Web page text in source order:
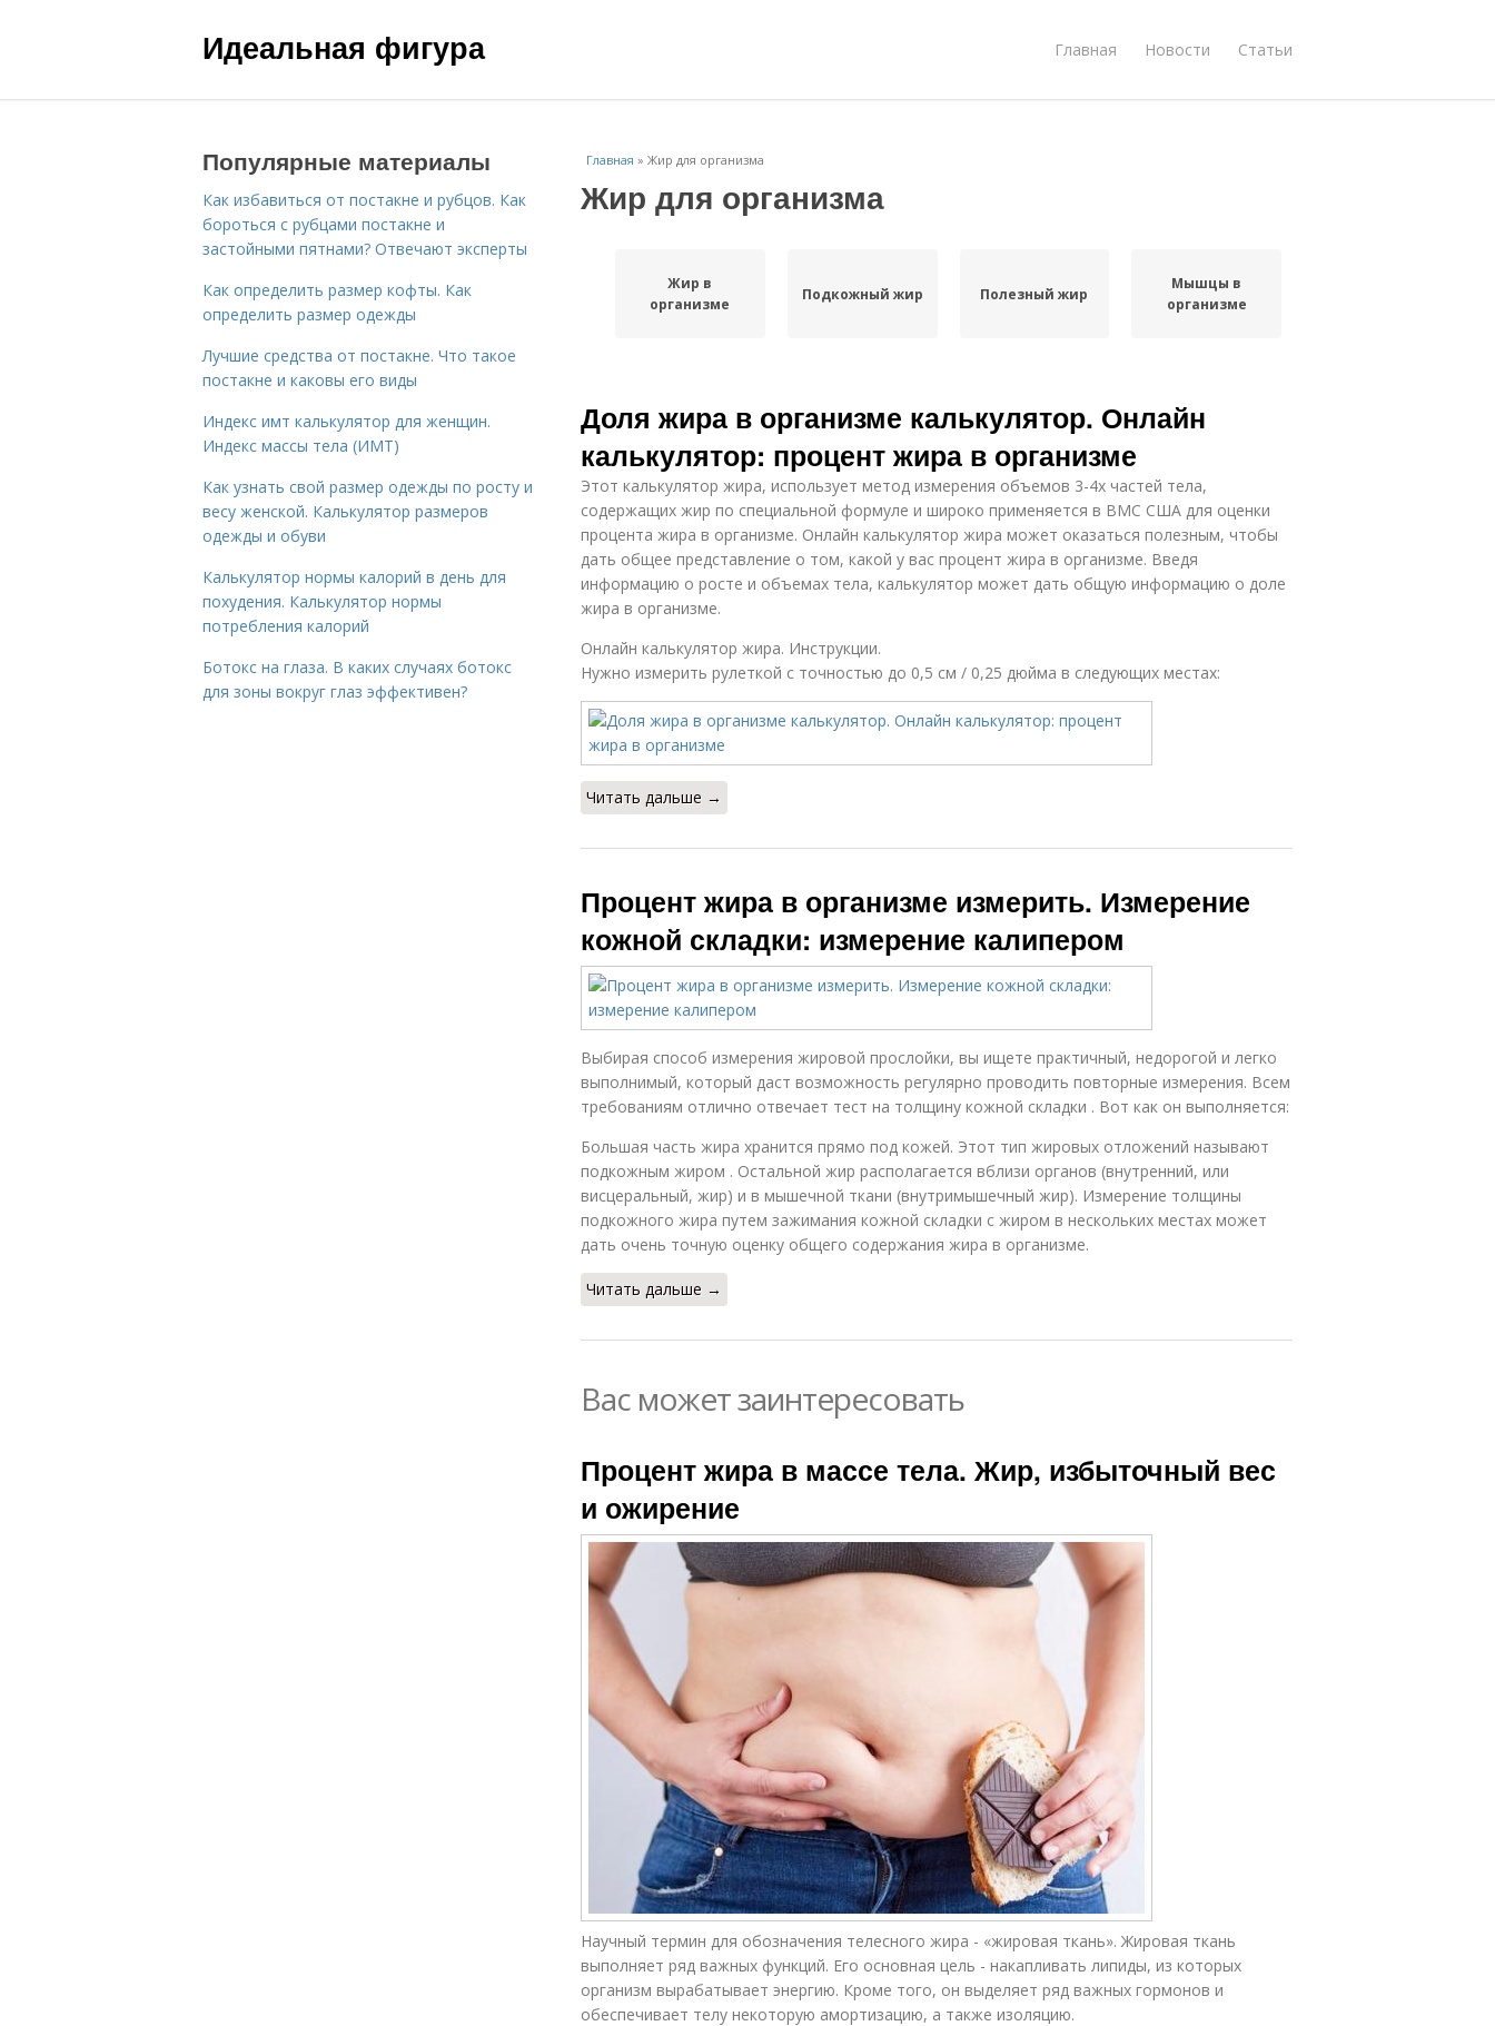
Идеальная фигура Главная Новости Статьи
Главная » Жир для организма
Жир для организма
Жир в
организме
Подкожный жир Полезный жир
Мышцы в
организме
Доля жира в организме калькулятор. Онлайн
калькулятор: процент жира в организме
Этот калькулятор жира, использует метод измерения объемов 3-4х частей тела,
содержащих жир по специальной формуле и широко применяется в ВМС США для оценки
процента жира в организме. Онлайн калькулятор жира может оказаться полезным, чтобы
дать общее представление о том, какой у вас процент жира в организме. Введя
информацию о росте и объемах тела, калькулятор может дать общую информацию о доле
жира в организме.
Онлайн калькулятор жира. Инструкции.
Нужно измерить рулеткой с точностью до 0,5 см / 0,25 дюйма в следующих местах:
Читать дальше →
Процент жира в организме измерить. Измерение
кожной складки: измерение калипером
Выбирая способ измерения жировой прослойки, вы ищете практичный, недорогой и легко
выполнимый, который даст возможность регулярно проводить повторные измерения. Всем
требованиям отлично отвечает тест на толщину кожной складки . Вот как он выполняется:
Большая часть жира хранится прямо под кожей. Этот тип жировых отложений называют
подкожным жиром . Остальной жир располагается вблизи органов (внутренний, или
висцеральный, жир) и в мышечной ткани (внутримышечный жир). Измерение толщины
подкожного жира путем зажимания кожной складки с жиром в нескольких местах может
дать очень точную оценку общего содержания жира в организме.
Читать дальше →
Вас может заинтересовать
Процент жира в массе тела. Жир, избыточный вес
и ожирение
Научный термин для обозначения телесного жира - «жировая ткань». Жировая ткань
выполняет ряд важных функций. Его основная цель - накапливать липиды, из которых
организм вырабатывает энергию. Кроме того, он выделяет ряд важных гормонов и
обеспечивает телу некоторую амортизацию, а также изоляцию.
Популярные материалы
Как избавиться от постакне и рубцов. Как
бороться с рубцами постакне и
застойными пятнами? Отвечают эксперты
Как определить размер кофты. Как
определить размер одежды
Лучшие средства от постакне. Что такое
постакне и каковы его виды
Индекс имт калькулятор для женщин.
Индекс массы тела (ИМТ)
Как узнать свой размер одежды по росту и
весу женской. Калькулятор размеров
одежды и обуви
Калькулятор нормы калорий в день для
похудения. Калькулятор нормы
потребления калорий
Ботокс на глаза. В каких случаях ботокс
для зоны вокруг глаз эффективен?